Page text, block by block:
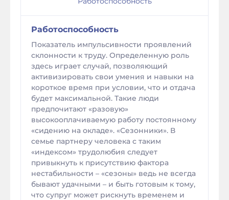
Работоспособность
Показатель импульсивности проявлений
склонности к труду. Определенную роль
здесь играет случай, позволяющий
активизировать свои умения и навыки на
короткое время при условии, что и отдача
будет максимальной. Такие люди
предпочитают «разовую»
высокооплачиваемую работу постоянному
«сидению на окладе». «Сезонники». В
семье партнеру человека с таким
«индексом» трудолюбия следует
привыкнуть к присутствию фактора
нестабильности – «сезоны» ведь не всегда
бывают удачными – и быть готовым к тому,
что супруг может рискнуть временем и